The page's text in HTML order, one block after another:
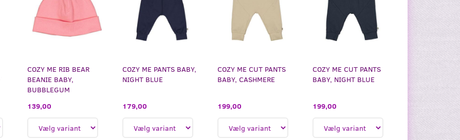
COZY ME RIB BEAR
BEANIE BABY,
BUBBLEGUM
139,00
COZY ME PANTS BABY,
NIGHT BLUE
179,00
COZY ME CUT PANTS
BABY, CASHMERE
199,00
COZY ME CUT PANTS
BABY, NIGHT BLUE
199,00